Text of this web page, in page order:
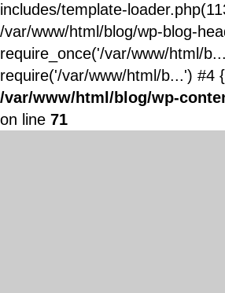
includes/template-
/var/www/html/blog/wp-blog-
require_once('/var/www/html/
require('/var/www/html/b...') #4
/var/www/html/blog/wp-
on line 71